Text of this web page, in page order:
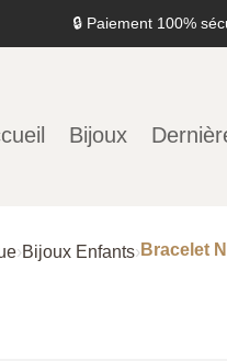
🔒 Paiement 100%
Bijoux
›Bijoux Enfants› Bracelet